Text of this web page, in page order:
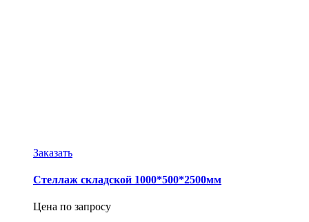
Заказать
Стеллаж складской 1000*500*2500мм
Цена по запросу